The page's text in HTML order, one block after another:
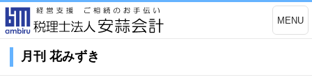
MENU
月刊 花みずき